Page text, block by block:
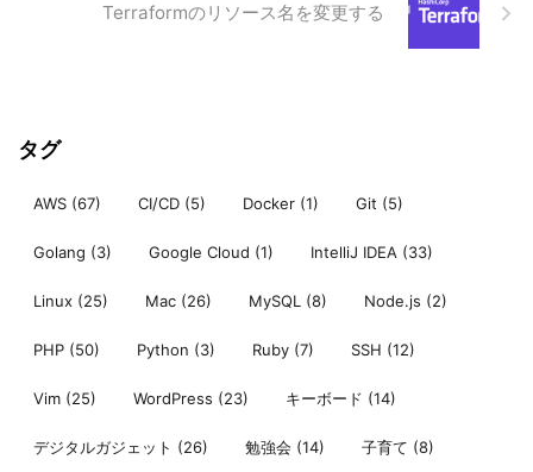
Terraformのリソース名を変更する
タグ
AWS (67) CI/CD (5) Docker (1) Git (5)
Golang (3) Google Cloud (1) IntelliJ IDEA (33)
Linux (25) Mac (26) MySQL (8) Node.js (2)
PHP (50) Python (3) Ruby (7) SSH (12)
Vim (25) WordPress (23) キーボード (14)
デジタルガジェット (26) 勉強会 (14) 子育て (8)